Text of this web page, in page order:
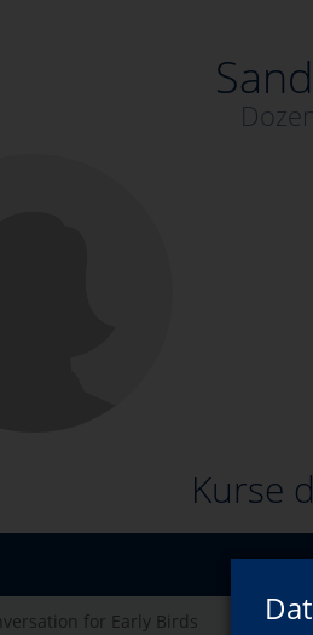
Kurse
for Early Birds